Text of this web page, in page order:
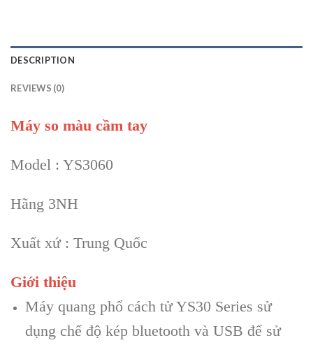
DESCRIPTION
REVIEWS (0)
Máy so màu cầm tay
Model : YS3060
Hãng 3NH
Xuất xứ : Trung Quốc
Giới thiệu
Máy quang phổ cách tử YS30 Series sử
dụng chế độ kép bluetooth và USB để sử